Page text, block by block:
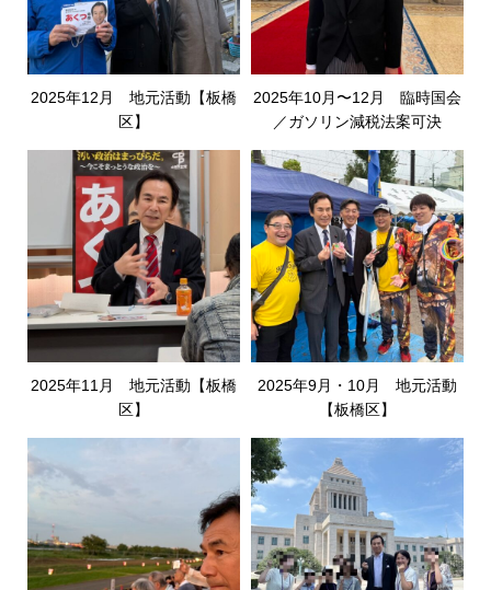
2025年12月 地元活動【板橋
区】
2025年10月〜12月 臨時国会
／ガソリン減税法案可決
2025年11月 地元活動【板橋
区】
2025年9月・10月 地元活動
【板橋区】